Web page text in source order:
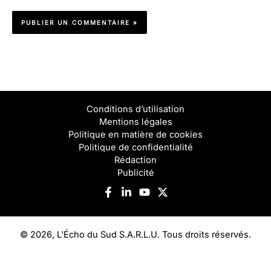
Conditions d’utilisation
Mentions légales
Politique en matière de cookies
Politique de confidentialité
Rédaction
Publicité
© 2026, L'Écho du Sud S.A.R.L.U. Tous droits réservés.